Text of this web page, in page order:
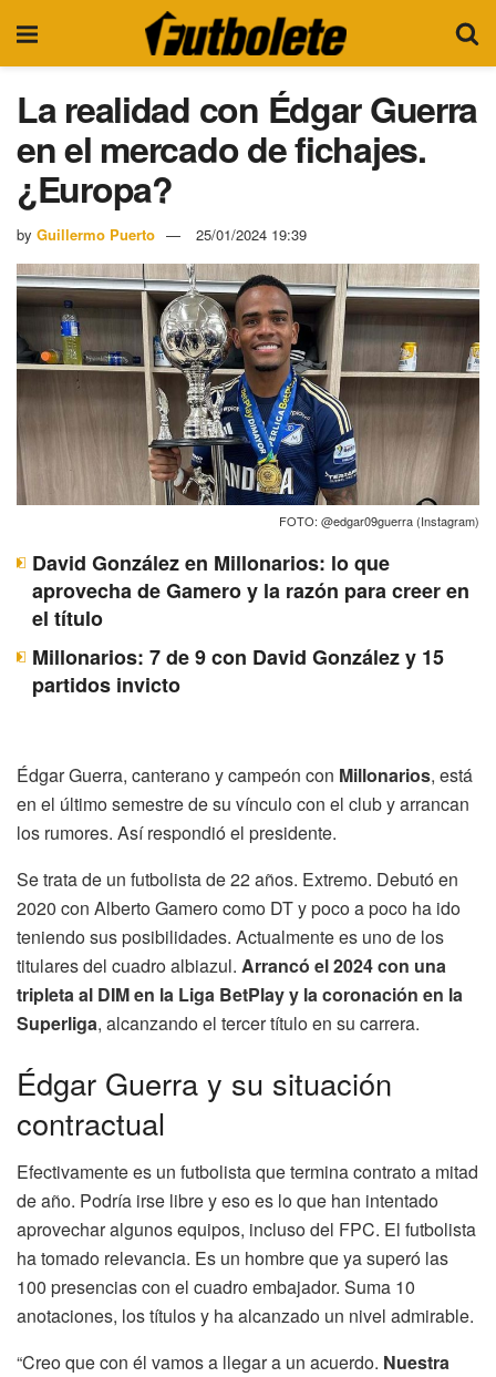
La realidad con Édgar Guerra
en el mercado de fichajes.
¿Europa?
by Guillermo Puerto 25/01/2024 19:39
FOTO: @edgar09guerra (Instagram)
David González en Millonarios: lo que
aprovecha de Gamero y la razón para creer en
el título
Millonarios: 7 de 9 con David González y 15
partidos invicto
Édgar Guerra, canterano y campeón con Millonarios, está
en el último semestre de su vínculo con el club y arrancan
los rumores. Así respondió el presidente.
Se trata de un futbolista de 22 años. Extremo. Debutó en
2020 con Alberto Gamero como DT y poco a poco ha ido
teniendo sus posibilidades. Actualmente es uno de los
titulares del cuadro albiazul. Arrancó el 2024 con una
tripleta al DIM en la Liga BetPlay y la coronación en la
Superliga, alcanzando el tercer título en su carrera.
Édgar Guerra y su situación
contractual
Efectivamente es un futbolista que termina contrato a mitad
de año. Podría irse libre y eso es lo que han intentado
aprovechar algunos equipos, incluso del FPC. El futbolista
ha tomado relevancia. Es un hombre que ya superó las
100 presencias con el cuadro embajador. Suma 10
anotaciones, los títulos y ha alcanzado un nivel admirable.
“Creo que con él vamos a llegar a un acuerdo. Nuestra